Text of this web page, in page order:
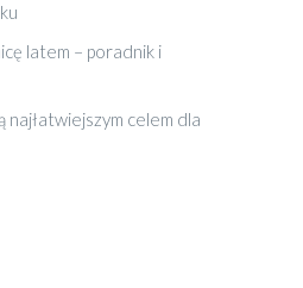
latem – poradnik i
najłatwiejszym celem dla